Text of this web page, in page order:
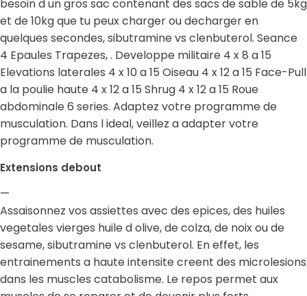
besoin d un gros sac contenant des sacs de sable de 5kg
et de 10kg que tu peux charger ou decharger en
quelques secondes, sibutramine vs clenbuterol. Seance
4 Epaules Trapezes, . Developpe militaire 4 x 8 a 15
Elevations laterales 4 x 10 a 15 Oiseau 4 x 12 a 15 Face-Pull
a la poulie haute 4 x 12 a 15 Shrug 4 x 12 a 15 Roue
abdominale 6 series. Adaptez votre programme de
musculation. Dans l ideal, veillez a adapter votre
programme de musculation.
Extensions debout
—
Assaisonnez vos assiettes avec des epices, des huiles
vegetales vierges huile d olive, de colza, de noix ou de
sesame, sibutramine vs clenbuterol. En effet, les
entrainements a haute intensite creent des microlesions
dans les muscles catabolisme. Le repos permet aux